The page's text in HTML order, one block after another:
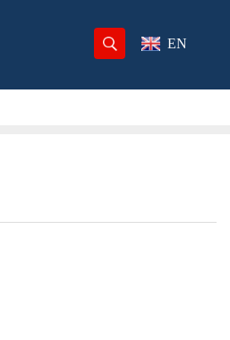
EN